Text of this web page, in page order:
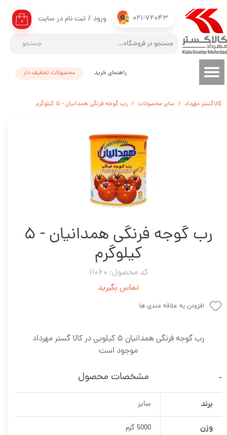
021-72043
جستجو
۰ ورود / ثبت نام در سایت
حساب کاربری من
تغییر گذر واژه
سفارشات
محصولات تحفیف دار راهنمای خرید
کالاگستر مهرداد سایر محصولات رب گوجه فرنگی همدانیان - 5 کیلوگرم
رب گوجه فرنگی همدانیان - 5
کیلوگرم
کد محصول: 11060
تماس بگیرید
افزودن به علاقه مندی ها
رب گوجه فرنگی همدانیان 5 کیلویی در کالا گستر مهرداد
موجود است
مشخصات محصول
برند سایر
وزن 5000 گرم